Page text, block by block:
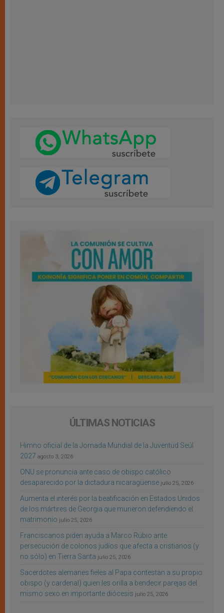
ÚLTIMAS NOTICIAS
Himno oficial de la Jornada Mundial de la Juventud Seúl
2027 agosto 3, 2026
ONU se pronuncia ante caso de obispo católico
desaparecido por la dictadura nicaragüense julio 25, 2026
Aumenta el interés por la beatificación en Estados Unidos
de los mártires de Georgia que murieron defendiendo el
matrimonio julio 25, 2026
Franciscanos piden ayuda a Marco Rubio ante
persecución de colonos judíos que afecta a cristianos (y
no sólo) en Tierra Santa julio 25, 2026
Sacerdotes alemanes fieles al Papa contestan a su propio
obispo (y cardenal) quien les orilla a bendecir parejas del
mismo sexo en importante diócesis julio 25, 2026